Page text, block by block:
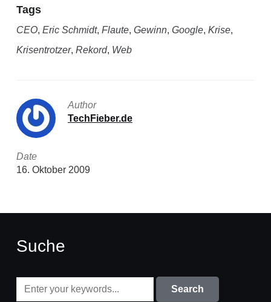
Tags
CEO, Eric Schmidt, Flaute, Gewinn, Google, Krise,
Krisentrotzer, Rekord, Web
Author
TechFieber.de
Date
16. Oktober 2009
Suche